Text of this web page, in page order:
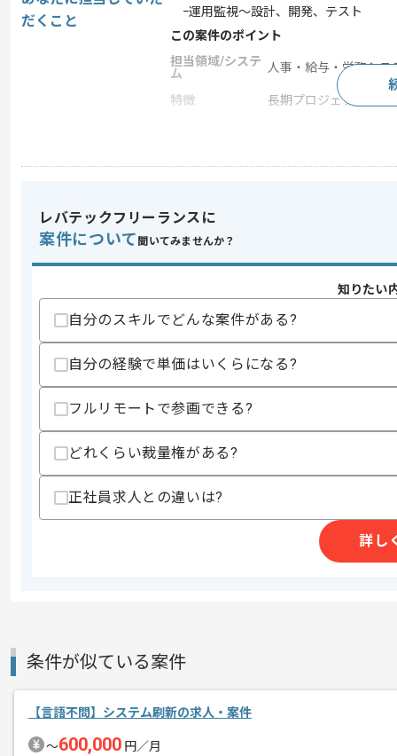
だくこと
ｰ運用監視～設計、開発、テスト
この案件のポイント
担当領域/システ
ム
人事・給与・労務シス
特徴 長期プロジェクト
求めるスキル
・電話、メールでのクライアント対応経
歓迎スキル
・人事システムの知見
スキルに不安がある方へ
精算・お支払い
精算条件
精算基準時間
140時間〜180時間
メント
週5日常駐での作業を想定しております
レバテックフリーランスに
案件について 聞いてみませんか？
知りたい
自分のスキルでどんな案件がある?
自分の経験で単価はいくらになる?
フルリモートで参画できる?
どれくらい裁量権がある?
正社員求人との違いは?
詳し
条件が似ている案件
【言語不問】システム刷新の求人・案件
〜600,000 円／月